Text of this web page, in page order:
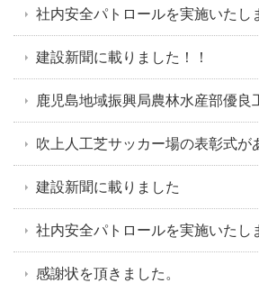
社内安全パトロールを実施いたし
建設新聞に載りました！！
鹿児島地域振興局農林水産部優良
吹上人工芝サッカー場の表彰式が
建設新聞に載りました
社内安全パトロールを実施いたし
感謝状を頂きました。